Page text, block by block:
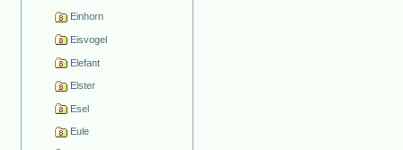
Einhorn
Eisvogel
Elefant
Elster
Esel
Eule